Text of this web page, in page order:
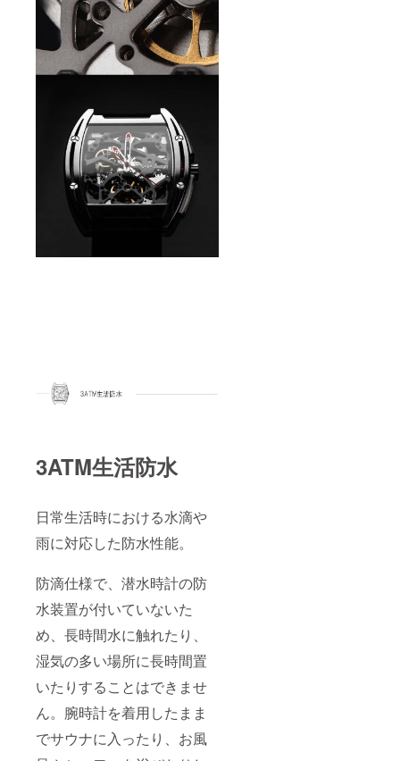
3ATM生活防水
日常生活時における水滴や
雨に対応した防水性能。
防滴仕様で、潜水時計の防
水装置が付いていないた
め、長時間水に触れたり、
湿気の多い場所に長時間置
いたりすることはできませ
ん。腕時計を着用したまま
でサウナに入ったり、お風